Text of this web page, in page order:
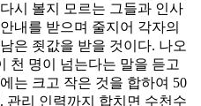
시 볼지 모르는 그들과 인사
내를 받으며 줄지어 각자의
은 죗값을 받을 것이다. 나오
천 명이 넘는다는 말을 듣고
는 크고 작은 것을 합하여 50
관리 인력까지 합치면 수천수